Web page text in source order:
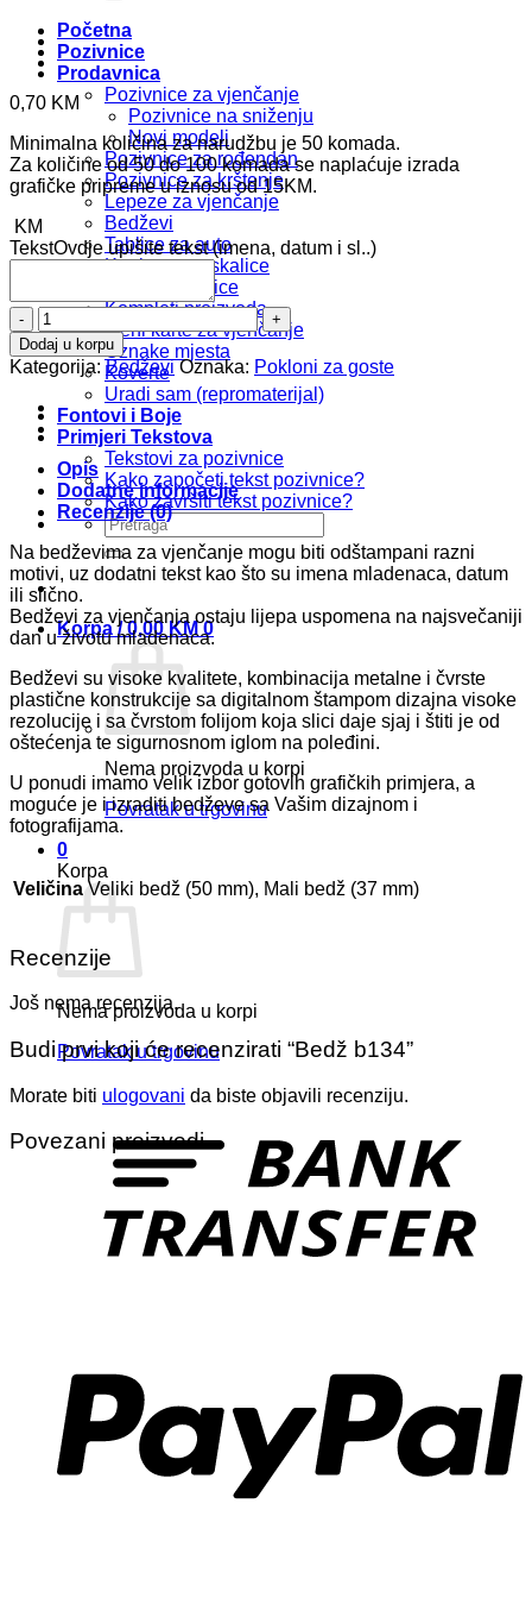
Početna
Pozivnice
Prodavnica
Pozivnice za vjenčanje
Pozivnice na sniženju
Novi modeli
Pozivnice za rođendan
Pozivnice za krštenje
Lepeze za vjenčanje
Bedževi
Tablice za auto
Kartice za prskalice
Foto zahvalnice
Kompleti proizvoda
Meni karte za vjenčanje
Oznake mjesta
Koverte
Uradi sam (repromaterijal)
Fontovi i Boje
Primjeri Tekstova
Tekstovi za pozivnice
Kako započeti tekst pozivnice?
Kako završiti tekst pozivnice?
Pretraži:
Korpa /0,00KM 0
Nema proizvoda u korpi
Povratak u trgovinu
0
Korpa
Nema proizvoda u korpi
Povratak u trgovinu
0,70 KM
Minimalna količina za narudžbu je 50 komada.
Za količine od 50 do 100 komada se naplaćuje izrada
grafičke pripreme u iznosu od 15KM.
KM
TekstOvdje upišite tekst (imena, datum i sl..)
Bedž
b134
količina
Dodaj u korpu
Kategorija:Bedževi Oznaka: Pokloni za goste
Opis
Dodatne informacije
Recenzije (0)
Na bedževima za vjenčanje mogu biti odštampani razni
motivi, uz dodatni tekst kao što su imena mladenaca, datum
ili slično.
Bedževi za vjenčanja ostaju lijepa uspomena na najsvečaniji
dan u životu mladenaca.
Bedževi su visoke kvalitete, kombinacija metalne i čvrste
plastične konstrukcije sa digitalnom štampom dizajna visoke
rezolucije i sa čvrstom folijom koja slici daje sjaj i štiti je od
oštećenja te sigurnosnom iglom na poleđini.
U ponudi imamo velik izbor gotovih grafičkih primjera, a
moguće je i izraditi bedževe sa Vašim dizajnom i
fotografijama.
Veličina Veliki bedž (50 mm), Mali bedž (37 mm)
Recenzije
Još nema recenzija.
Budi prvi koji će recenzirati “Bedž b134”
Morate biti ulogovani da biste objavili recenziju.
Povezani proizvodi